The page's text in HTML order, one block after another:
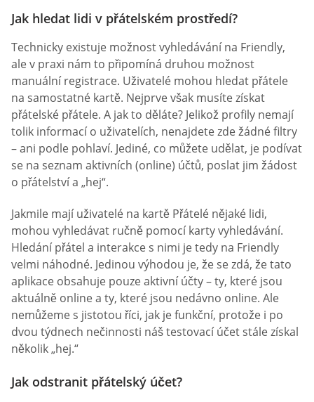
Jak hledat lidi v přátelském prostředí?
Technicky existuje možnost vyhledávání na Friendly,
ale v praxi nám to připomíná druhou možnost
manuální registrace. Uživatelé mohou hledat přátele
na samostatné kartě. Nejprve však musíte získat
přátelské přátele. A jak to děláte? Jelikož profily nemají
tolik informací o uživatelích, nenajdete zde žádné filtry
– ani podle pohlaví. Jediné, co můžete udělat, je podívat
se na seznam aktivních (online) účtů, poslat jim žádost
o přátelství a „hej“.
Jakmile mají uživatelé na kartě Přátelé nějaké lidi,
mohou vyhledávat ručně pomocí karty vyhledávání.
Hledání přátel a interakce s nimi je tedy na Friendly
velmi náhodné. Jedinou výhodou je, že se zdá, že tato
aplikace obsahuje pouze aktivní účty – ty, které jsou
aktuálně online a ty, které jsou nedávno online. Ale
nemůžeme s jistotou říci, jak je funkční, protože i po
dvou týdnech nečinnosti náš testovací účet stále získal
několik „hej.“
Jak odstranit přátelský účet?